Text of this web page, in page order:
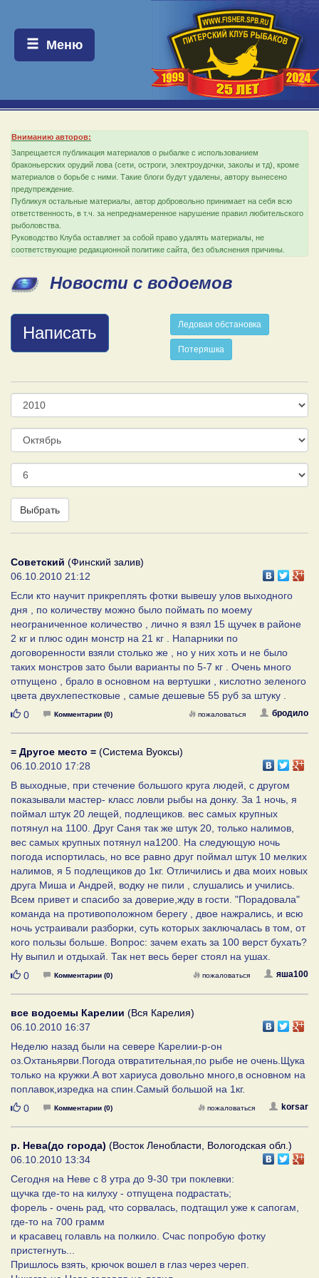
Меню:
Меню
Вниманию авторов:
Запрещается публикация материалов о рыбалке с использованием
браконьерских орудий лова (сети, остроги, электроудочки, заколы и тд), кроме
материалов о борьбе с ними. Такие блоги будут удалены, автору вынесено
предупреждение.
Публикуя остальные материалы, автор добровольно принимает на себя всю
ответственность, в т.ч. за непреднамеренное нарушение правил любительского
рыболовства.
Руководство Клуба оставляет за собой право удалять материалы, не
соответствующие редакционной политике сайта, без объяснения причины.
Новости с водоемов
Написать Ледовая обстановка
Потеряшка
Год
Месяц
День
Выбрать
Советский (Финский залив)
06.10.2010 21:12
Если кто научит прикреплять фотки вывешу улов выходного
дня , по количеству можно было поймать по моему
неограниченное количество , лично я взял 15 щучек в районе
2 кг и плюс один монстр на 21 кг . Напарники по
договоренности взяли столько же , но у них хоть и не было
таких монстров зато были варианты по 5-7 кг . Очень много
отпущено , брало в основном на вертушки , кислотно зеленого
цвета двухлепестковые , самые дешевые 55 руб за штуку .
Нравится
0 Комментарии (0) бродило
пожаловаться
= Другое место = (Система Вуоксы)
06.10.2010 17:28
В выходные, при стечение большого круга людей, с другом
показывали мастер- класс ловли рыбы на донку. За 1 ночь, я
поймал штук 20 лещей, подлещиков. вес самых крупных
потянул на 1100. Друг Саня так же штук 20, только налимов,
вес самых крупных потянул на1200. На следующую ночь
погода испортилась, но все равно друг поймал штук 10 мелких
налимов, я 5 подлещиков до 1кг. Отличились и два моих новых
друга Миша и Андрей, водку не пили , слушались и учились.
Всем привет и спасибо за доверие,жду в гости. "Порадовала"
команда на противоположном берегу , двое нажрались, и всю
ночь устраивали разборки, суть которых заключалась в том, от
кого пользы больше. Вопрос: зачем ехать за 100 верст бухать?
Ну выпил и отдыхай. Так нет весь берег стоял на ушах.
Нравится
0 Комментарии (0) яша100
пожаловаться
все водоемы Карелии (Вся Карелия)
06.10.2010 16:37
Неделю назад были на севере Карелии-р-он
оз.Охтаньярви.Погода отвратительная,по рыбе не очень.Щука
только на кружки.А вот хариуса довольно много,в основном на
поплавок,изредка на спин.Самый большой на 1кг.
Нравится
0 Комментарии (0) korsar
пожаловаться
р. Нева(до города) (Восток Ленобласти, Вологодская обл.)
06.10.2010 13:34
Сегодня на Неве с 8 утра до 9-30 три поклевки:
щучка где-то на килуху - отпущена подрастать;
форель - очень рад, что сорвалась, подтащил уже к сапогам,
где-то на 700 грамм
и красавец голавль на полкило. Счас попробую фотку
пристегнуть...
Пришлось взять, крючок вошел в глаз через череп.